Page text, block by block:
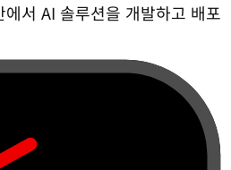
서 AI 솔루션을 개발하고 배포